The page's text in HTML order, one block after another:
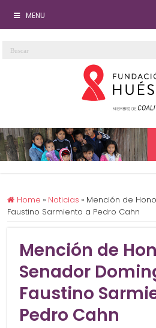
MENU
Home » Noticias » Mención de
Faustino Sarmiento a Pedro Cahn
Mención de
Senador
Faustino
Pedro Cahn